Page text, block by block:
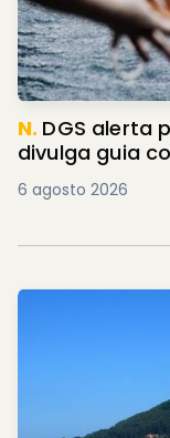
N. DGS alerta
divulga guia
6 agosto 2026